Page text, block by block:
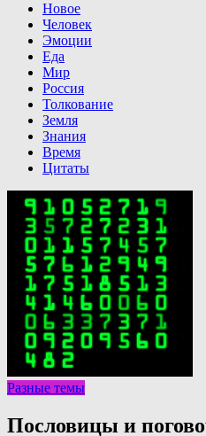
Новое
Человек
Эмоции
Еда
Мир
Россия
Толкование
Земля
Знания
Время
Цитаты
Разные темы
Пословицы и